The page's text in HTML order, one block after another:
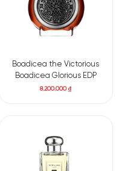
Boadicea the Victorious
Boadicea Glorious EDP
8.200.000₫